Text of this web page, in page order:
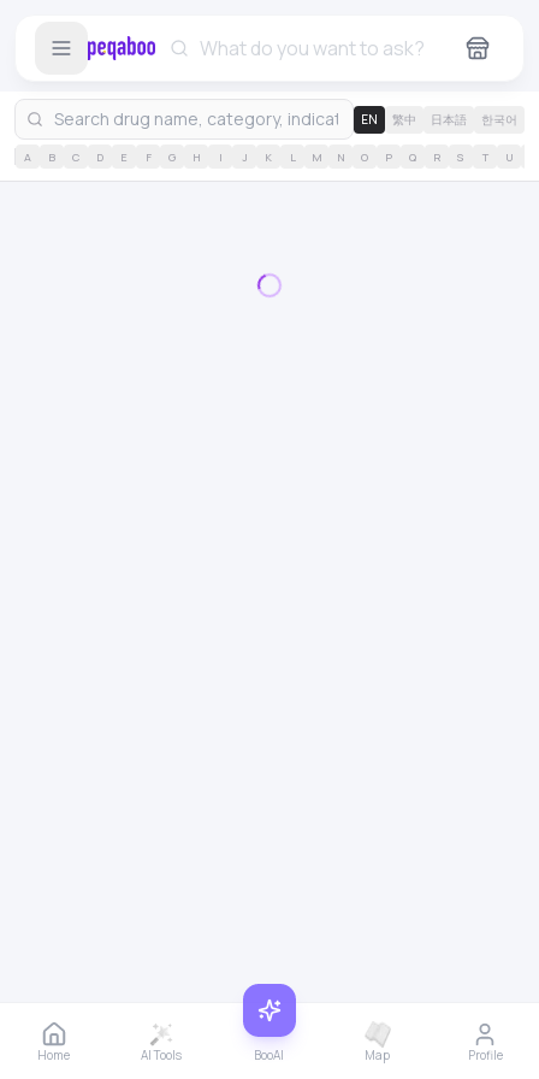
EN 繁中 日本語 한국어
A B C D E F G H I J K L M N O P Q R S T U
Home AI Tools BooAI Map Profile